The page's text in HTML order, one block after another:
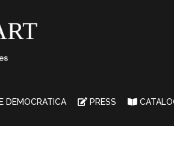
DEMOCRATICA PRESS